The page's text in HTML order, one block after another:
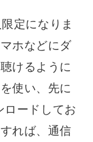
定になりま
ホなどにダ
けるように
使い、先に
ロードしてお
れば、通信